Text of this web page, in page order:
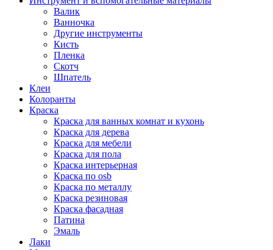
Валик
Ванночка
Другие инструменты
Кисть
Пленка
Скотч
Шпатель
Клеи
Колоранты
Краска
Краска для ванных комнат и кухонь
Краска для дерева
Краска для мебели
Краска для пола
Краска интерьерная
Краска по osb
Краска по металлу
Краска резиновая
Краска фасадная
Патина
Эмаль
Лаки